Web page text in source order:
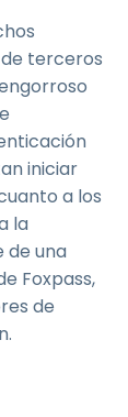
terceros
iniciar
a los
la
de una
Foxpass,
de